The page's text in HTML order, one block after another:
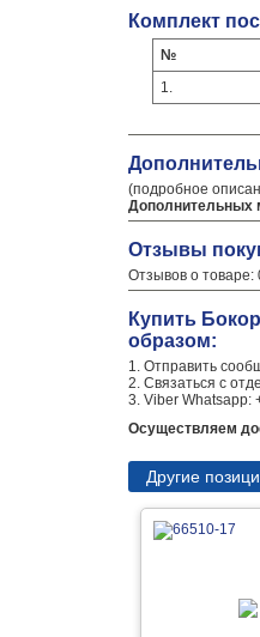
Комплект
№
1.
(подробное
Дополнительных
Отзывы
Отзывов о товаре:
Купить
образом:
1. Отправить
2. Связаться с
3. Viber Whatsapp:
Осуществляем
Другие